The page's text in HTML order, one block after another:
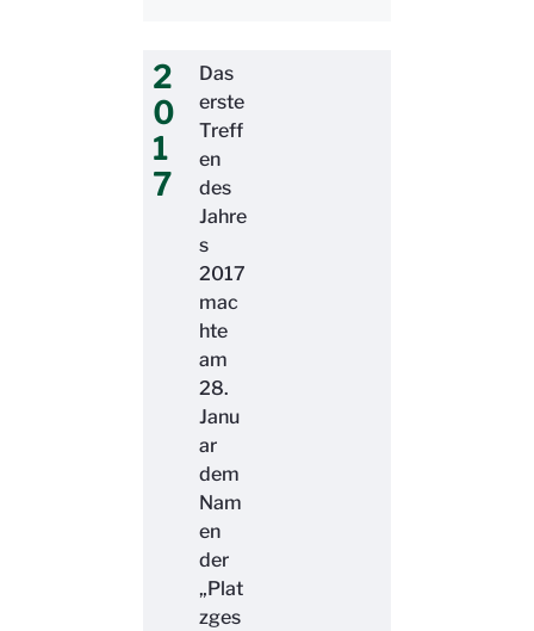
2
0
1
7
Das
erste
Treff
en
des
Jahre
s
2017
mac
hte
am
28.
Janu
ar
dem
Nam
en
der
„Plat
zges